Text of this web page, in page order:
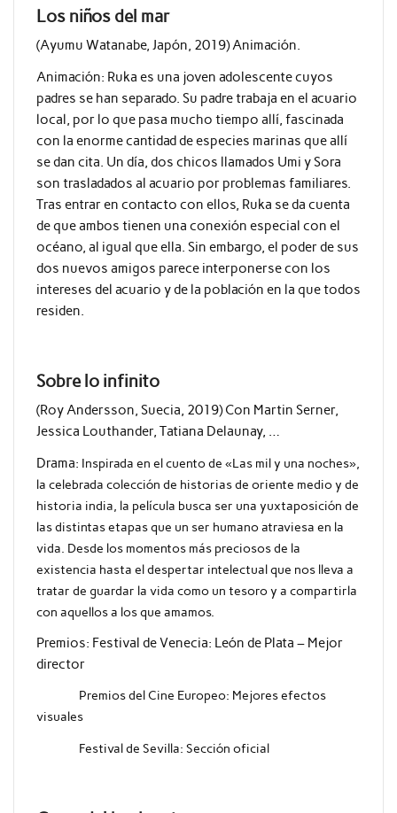
Los niños del mar
(Ayumu Watanabe, Japón, 2019) Animación.
Animación: Ruka es una joven adolescente cuyos
padres se han separado. Su padre trabaja en el acuario
local, por lo que pasa mucho tiempo allí, fascinada
con la enorme cantidad de especies marinas que allí
se dan cita. Un día, dos chicos llamados Umi y Sora
son trasladados al acuario por problemas familiares.
Tras entrar en contacto con ellos, Ruka se da cuenta
de que ambos tienen una conexión especial con el
océano, al igual que ella. Sin embargo, el poder de sus
dos nuevos amigos parece interponerse con los
intereses del acuario y de la población en la que todos
residen.
Sobre lo infinito
(Roy Andersson, Suecia, 2019) Con Martin Serner,
Jessica Louthander, Tatiana Delaunay, …
Drama: Inspirada en el cuento de «Las mil y una noches»,
la celebrada colección de historias de oriente medio y de
historia india, la película busca ser una yuxtaposición de
las distintas etapas que un ser humano atraviesa en la
vida. Desde los momentos más preciosos de la
existencia hasta el despertar intelectual que nos lleva a
tratar de guardar la vida como un tesoro y a compartirla
con aquellos a los que amamos.
Premios: Festival de Venecia: León de Plata – Mejor
director
Premios del Cine Europeo: Mejores efectos
visuales
Festival de Sevilla: Sección oficial